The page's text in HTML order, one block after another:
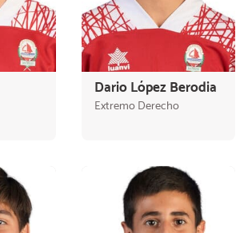
Dario López Berodia
Extremo Derecho